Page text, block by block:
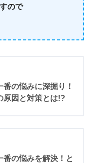
ので
の悩みに深掘り！
原因と対策とは!?
番の悩みを解決！と